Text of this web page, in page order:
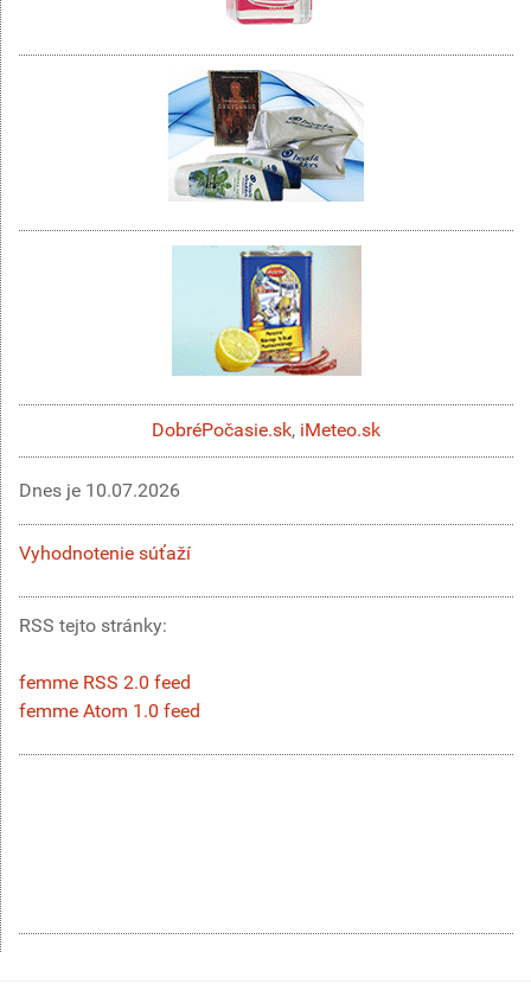
DobréPočasie.sk, iMeteo.sk
Dnes je 10.07.2026
Vyhodnotenie súťaží
RSS tejto stránky:
femme RSS 2.0 feed
femme Atom 1.0 feed